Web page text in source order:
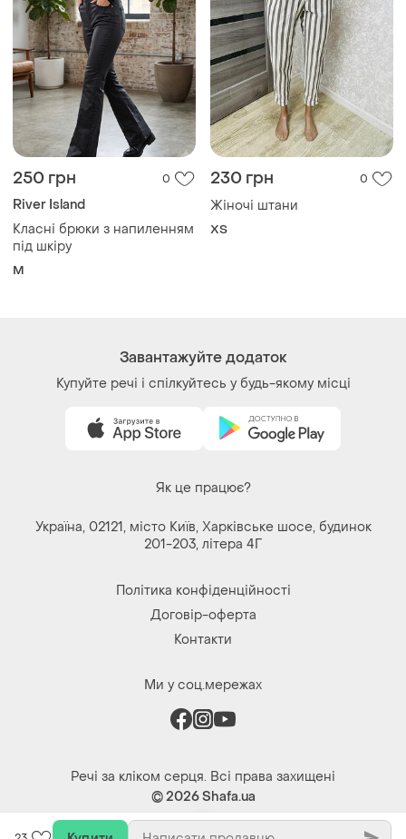
250 грн 0
River Island
Класні брюки з напиленням
під шкіру
M
230 грн 0
Жіночі штани
ХS
Завантажуйте додаток
Купуйте речі і спілкуйтесь у будь-якому місці
Як це працює?
Україна, 02121, місто Київ, Харківське шосе, будинок
201-203, літера 4Г
Політика конфіденційності
Договір-оферта
Контакти
Ми у соц.мережах
Речі за кліком серця. Всі права захищені
© 2026Shafa.ua